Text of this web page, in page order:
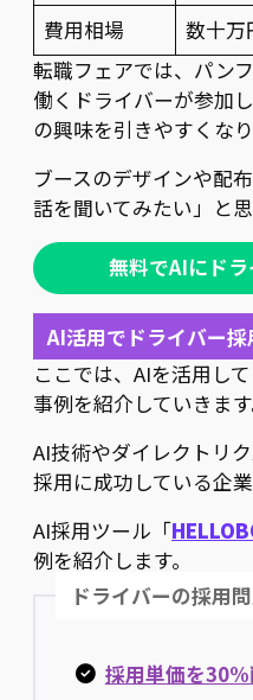
費用相場
数十万
転職フェアでは、パン
働くドライバーが参加
の興味を引きやすくなり
ブースのデザインや配
話を聞いてみたい」と
無料でAIにド
AI活用でドライバー
ここでは、AIを活用し
事例を紹介していきます
AI技術やダイレクトリ
採用に成功している企
AI採用ツール「
例を紹介します。
ドライバーの採用
採用単価を